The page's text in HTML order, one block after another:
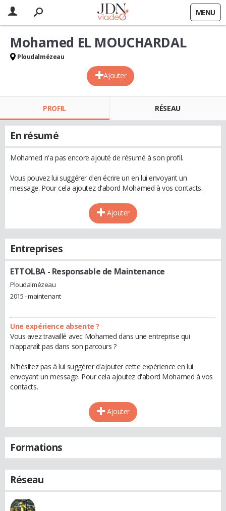
MENU
Ajouter
Mohamed EL MOUCHARDAL
Ploudalmézeau
PROFIL RÉSEAU
En résumé
Mohamed n'a pas encore ajouté de résumé à son profil.
Vous pouvez lui suggérer d'en écrire un en lui envoyant un
message. Pour cela ajoutez d'abord Mohamed à vos contacts.
Ajouter
Entreprises
ETTOLBA - Responsable de Maintenance
Ploudalmézeau
2015 - maintenant
Une expérience absente ?
Vous avez travaillé avec Mohamed dans une entreprise qui
n'apparaît pas dans son parcours ?
N'hésitez pas à lui suggérer d'ajouter cette expérience en lui
envoyant un message. Pour cela ajoutez d'abord Mohamed à vos
contacts.
Ajouter
Formations
Réseau